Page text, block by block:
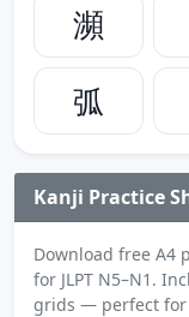
瀕
弧
Kanji Practice
Download free A4
for JLPT N5–N1.
grids — perfect for